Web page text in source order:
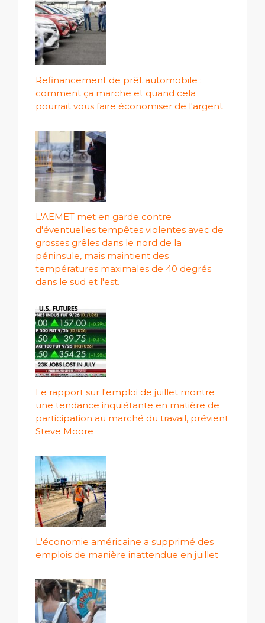
Refinancement de prêt automobile :
comment ça marche et quand cela
pourrait vous faire économiser de l'argent
L'AEMET met en garde contre
d'éventuelles tempêtes violentes avec de
grosses grêles dans le nord de la
péninsule, mais maintient des
températures maximales de 40 degrés
dans le sud et l'est.
Le rapport sur l'emploi de juillet montre
une tendance inquiétante en matière de
participation au marché du travail, prévient
Steve Moore
L'économie américaine a supprimé des
emplois de manière inattendue en juillet